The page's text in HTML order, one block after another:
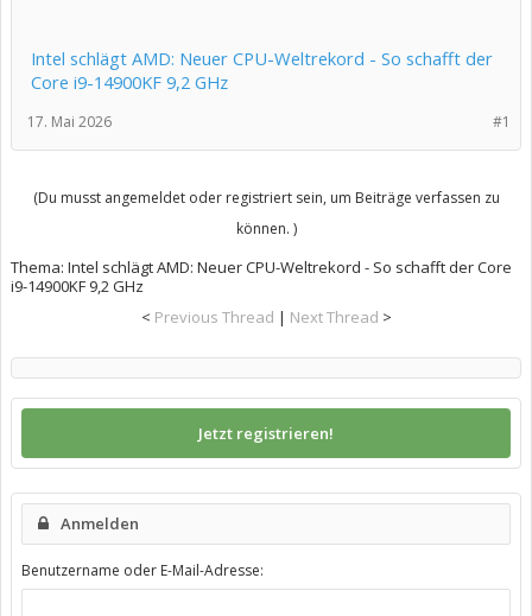
Intel schlägt AMD: Neuer CPU-Weltrekord - So schafft der
Core i9-14900KF 9,2 GHz
#1
17. Mai 2026
(Du musst angemeldet oder registriert sein, um Beiträge verfassen zu
können. )
Thema: Intel schlägt AMD: Neuer CPU-Weltrekord - So schafft der Core
i9-14900KF 9,2 GHz
< Previous Thread | Next Thread >
Jetzt registrieren!
Anmelden
Benutzername oder E-Mail-Adresse: